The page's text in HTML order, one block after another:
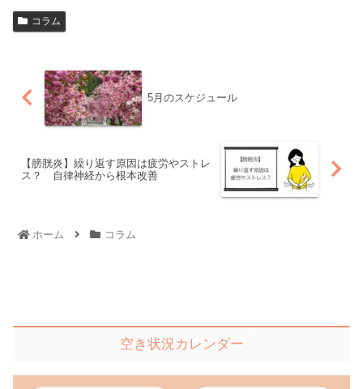
コラム
5月のスケジュール
【膀胱炎】繰り返す原因は疲労やストレ
ス？ 自律神経から根本改善
ホーム コラム
空き状況カレンダー